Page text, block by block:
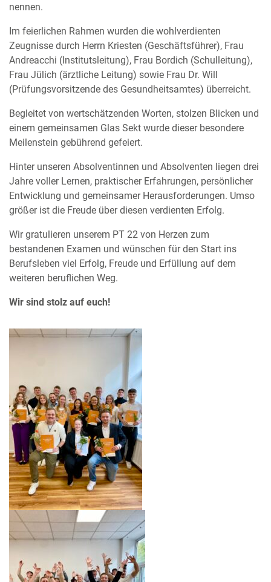
nennen.
Im feierlichen Rahmen wurden die wohlverdienten
Zeugnisse durch Herrn Kriesten (Geschäftsführer), Frau
Andreacchi (Institutsleitung), Frau Bordich (Schulleitung),
Frau Jülich (ärztliche Leitung) sowie Frau Dr. Will
(Prüfungsvorsitzende des Gesundheitsamtes) überreicht.
Begleitet von wertschätzenden Worten, stolzen Blicken und
einem gemeinsamen Glas Sekt wurde dieser besondere
Meilenstein gebührend gefeiert.
Hinter unseren Absolventinnen und Absolventen liegen drei
Jahre voller Lernen, praktischer Erfahrungen, persönlicher
Entwicklung und gemeinsamer Herausforderungen. Umso
größer ist die Freude über diesen verdienten Erfolg.
Wir gratulieren unserem PT 22 von Herzen zum
bestandenen Examen und wünschen für den Start ins
Berufsleben viel Erfolg, Freude und Erfüllung auf dem
weiteren beruflichen Weg.
Wir sind stolz auf euch!